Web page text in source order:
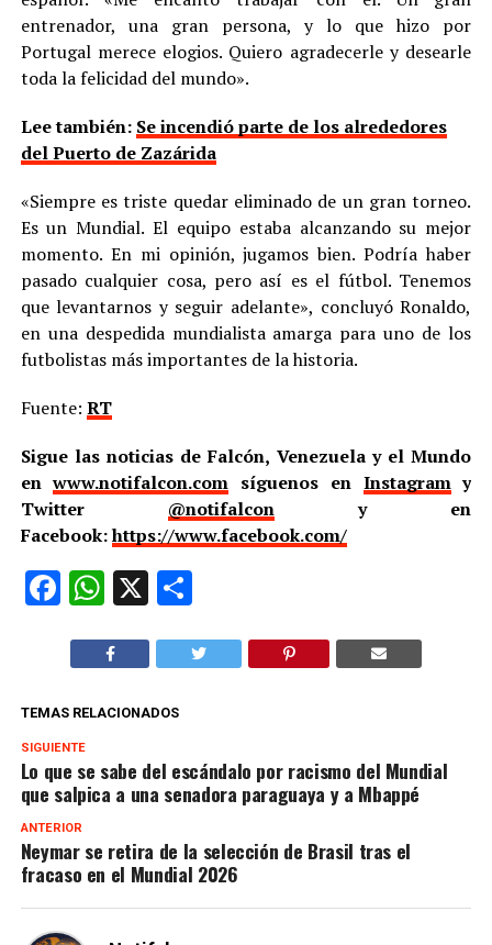
entrenador, una gran persona, y lo que hizo por
Portugal merece elogios. Quiero agradecerle y desearle
toda la felicidad del mundo».
Lee también: Se incendió parte de los alrededores
del Puerto de Zazárida
«Siempre es triste quedar eliminado de un gran torneo.
Es un Mundial. El equipo estaba alcanzando su mejor
momento. En mi opinión, jugamos bien. Podría haber
pasado cualquier cosa, pero así es el fútbol. Tenemos
que levantarnos y seguir adelante», concluyó Ronaldo,
en una despedida mundialista amarga para uno de los
futbolistas más importantes de la historia.
Fuente: RT
Sigue las noticias de Falcón, Venezuela y el Mundo
enwww.notifalcon.com síguenos en Instagramy
Twitter @notifalcony en
Facebook:https://www.facebook.com/
Facebook
WhatsApp
X Compartir
TEMAS RELACIONADOS
SIGUIENTE
Lo que se sabe del escándalo por racismo del Mundial
que salpica a una senadora paraguaya y a Mbappé
ANTERIOR
Neymar se retira de la selección de Brasil tras el
fracaso en el Mundial 2026